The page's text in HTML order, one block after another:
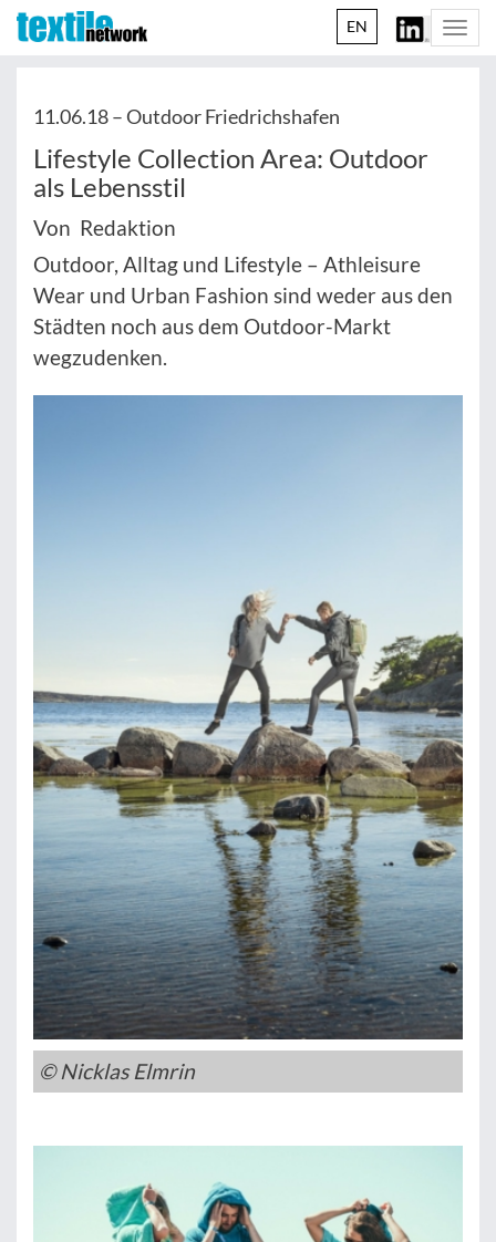
EN
11.06.18 –Outdoor Friedrichshafen
Lifestyle Collection Area: Outdoor
als Lebensstil
Von Redaktion
Outdoor, Alltag und Lifestyle – Athleisure
Wear und Urban Fashion sind weder aus den
Städten noch aus dem Outdoor-Markt
wegzudenken.
© Nicklas Elmrin